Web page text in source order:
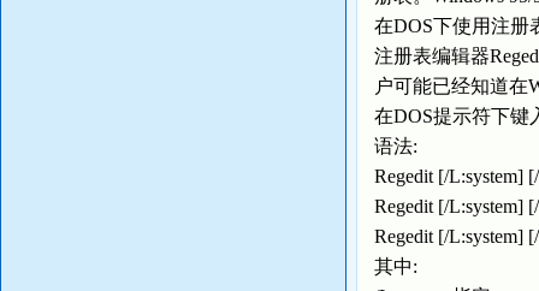
在DOS下使用注册
注册表编辑器
户可能已经知道在
在DOS提示符下键
语法:
Regedit [/L:system]
Regedit [/L:system]
Regedit [/L:system]
其中: